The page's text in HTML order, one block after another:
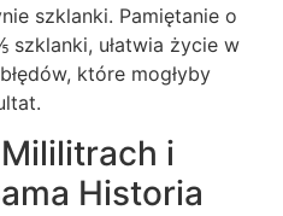
szklanki. Pamiętanie o
szklanki, ułatwia życie w
które mogłyby
i
Historia